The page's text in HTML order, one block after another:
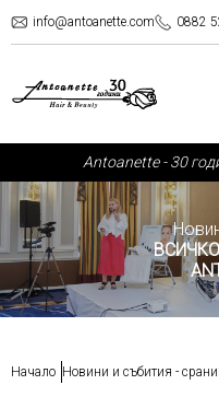
info@antoanette.com 0882
Аntoanette - 30
Начало Новини и събития -